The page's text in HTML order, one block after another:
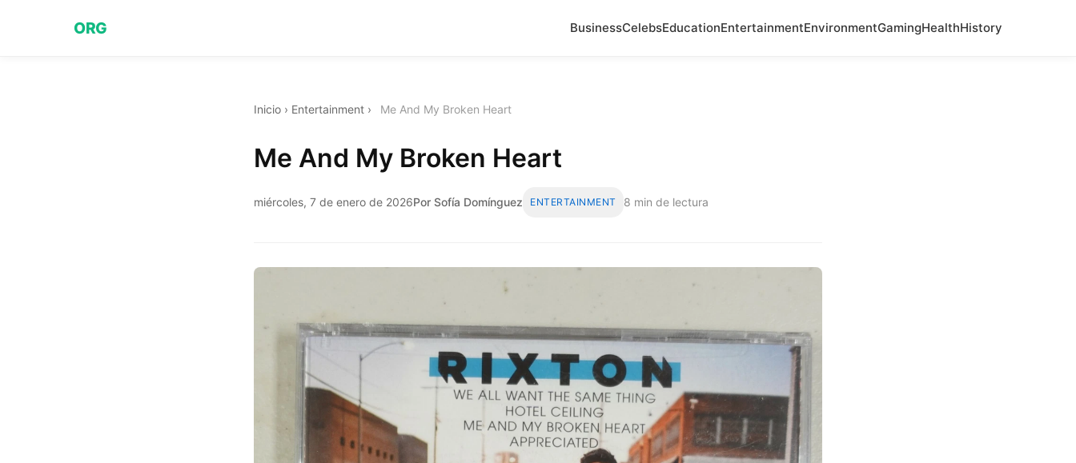
ORG BusinessCelebsEducationEntertainmentEnvironmentGamingHealthHistory
Inicio › Entertainment › Me And My Broken Heart
Me And My Broken Heart
miércoles, 7 de enero de 2026Por Sofía Domínguez ENTERTAINMENT 8 min de lectura